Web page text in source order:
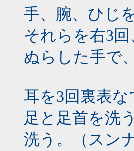
手、腕、ひじ
それらを右3
ぬらした手で
耳を3回裏表
足と足首を洗
洗う。（スン